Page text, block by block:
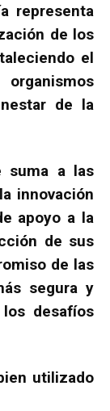
representa
de los
el
de la
suma a las
innovación
apoyo a la
de sus
de las
segura y
desafíos
utilizado